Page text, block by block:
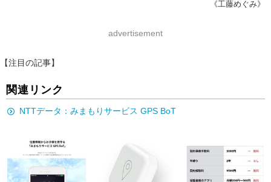
《工藤めぐみ》
advertisement
【注目の記事】
関連リンク
NTTデータ：みまもりサービス GPS BoT